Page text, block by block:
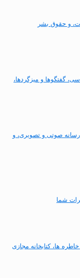
گفتگوها و میزگردها،
رسانه صوتی و تصویری، و